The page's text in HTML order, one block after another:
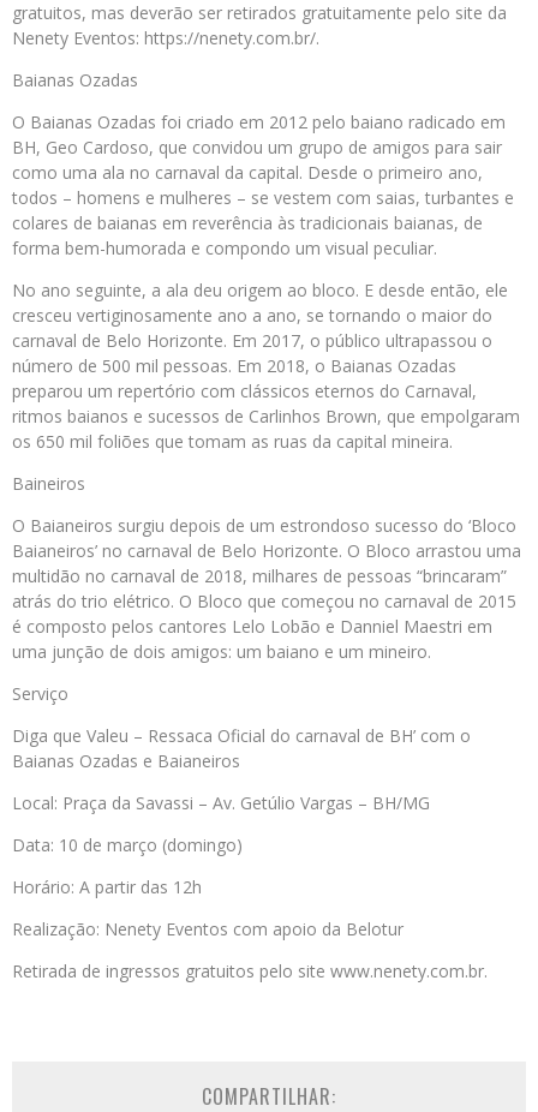
gratuitos, mas deverão ser retirados gratuitamente pelo site da
Nenety Eventos: https://nenety.com.br/.
Baianas Ozadas
O Baianas Ozadas foi criado em 2012 pelo baiano radicado em
BH, Geo Cardoso, que convidou um grupo de amigos para sair
como uma ala no carnaval da capital. Desde o primeiro ano,
todos – homens e mulheres – se vestem com saias, turbantes e
colares de baianas em reverência às tradicionais baianas, de
forma bem-humorada e compondo um visual peculiar.
No ano seguinte, a ala deu origem ao bloco. E desde então, ele
cresceu vertiginosamente ano a ano, se tornando o maior do
carnaval de Belo Horizonte. Em 2017, o público ultrapassou o
número de 500 mil pessoas. Em 2018, o Baianas Ozadas
preparou um repertório com clássicos eternos do Carnaval,
ritmos baianos e sucessos de Carlinhos Brown, que empolgaram
os 650 mil foliões que tomam as ruas da capital mineira.
Baineiros
O Baianeiros surgiu depois de um estrondoso sucesso do ‘Bloco
Baianeiros’ no carnaval de Belo Horizonte. O Bloco arrastou uma
multidão no carnaval de 2018, milhares de pessoas “brincaram”
atrás do trio elétrico. O Bloco que começou no carnaval de 2015
é composto pelos cantores Lelo Lobão e Danniel Maestri em
uma junção de dois amigos: um baiano e um mineiro.
Serviço
Diga que Valeu – Ressaca Oficial do carnaval de BH’ com o
Baianas Ozadas e Baianeiros
Local: Praça da Savassi – Av. Getúlio Vargas – BH/MG
Data: 10 de março (domingo)
Horário: A partir das 12h
Realização: Nenety Eventos com apoio da Belotur
Retirada de ingressos gratuitos pelo site www.nenety.com.br.
COMPARTILHAR: